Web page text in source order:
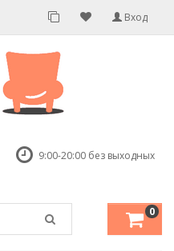
Вход
9:00-20:00 без выходных
0